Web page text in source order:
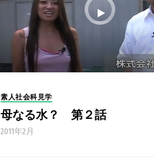
素人社会科見学
母なる水？ 第２話
2011年2月